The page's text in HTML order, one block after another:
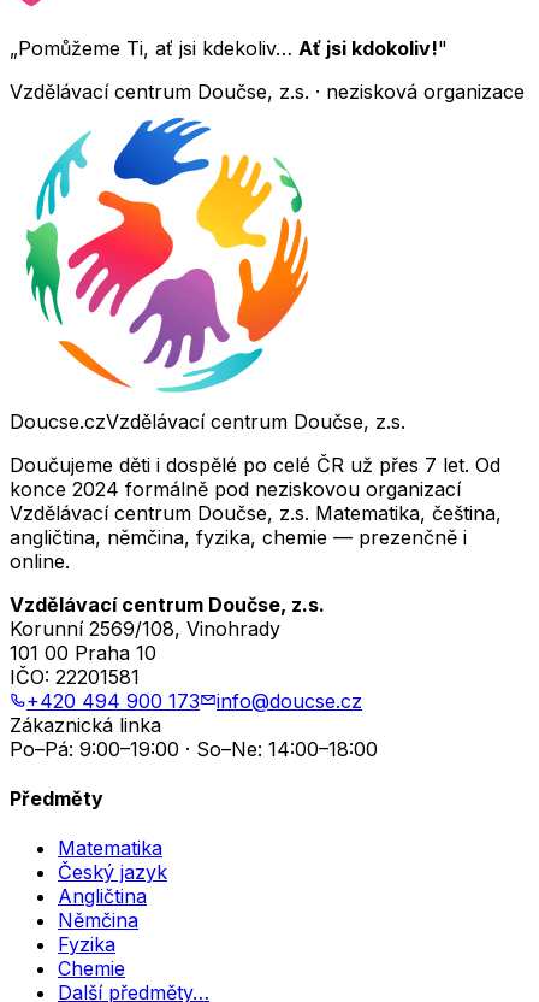
„Pomůžeme Ti, ať jsi kdekoliv… Ať jsi kdokoliv!"
Vzdělávací centrum Doučse, z.s. · nezisková organizace
Doucse.czVzdělávací centrum Doučse, z.s.
Doučujeme děti i dospělé po celé ČR už přes 7 let. Od
konce 2024 formálně pod neziskovou organizací
Vzdělávací centrum Doučse, z.s. Matematika, čeština,
angličtina, němčina, fyzika, chemie — prezenčně i
online.
Vzdělávací centrum Doučse, z.s.
Korunní 2569/108, Vinohrady
101 00 Praha 10
IČO: 22201581
+420 494 900 173
info@doucse.cz
Zákaznická linka
Po–Pá: 9:00–19:00 · So–Ne: 14:00–18:00
Předměty
Matematika
Český jazyk
Angličtina
Němčina
Fyzika
Chemie
Další předměty…